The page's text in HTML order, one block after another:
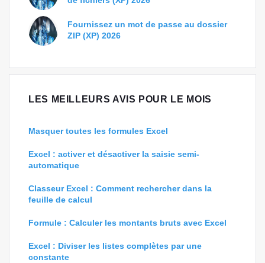
Fournissez un mot de passe au dossier
ZIP (XP) 2026
LES MEILLEURS AVIS POUR LE MOIS
Masquer toutes les formules Excel
Excel : activer et désactiver la saisie semi-
automatique
Classeur Excel : Comment rechercher dans la
feuille de calcul
Formule : Calculer les montants bruts avec Excel
Excel : Diviser les listes complètes par une
constante